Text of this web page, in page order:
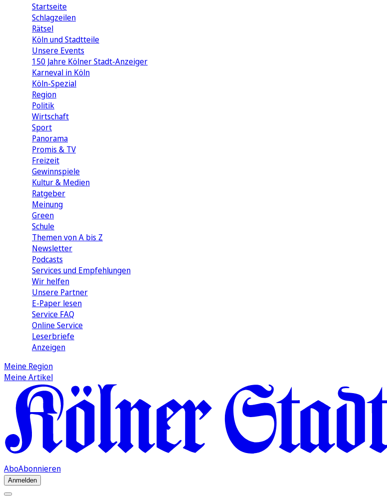
Startseite
Schlagzeilen
Rätsel
Köln und Stadtteile
Unsere Events
150 Jahre Kölner Stadt-Anzeiger
Karneval in Köln
Köln-Spezial
Region
Politik
Wirtschaft
Sport
Panorama
Promis & TV
Freizeit
Gewinnspiele
Kultur & Medien
Ratgeber
Meinung
Green
Schule
Themen von A bis Z
Newsletter
Podcasts
Services und Empfehlungen
Wir helfen
Unsere Partner
E-Paper lesen
Service FAQ
Online Service
Leserbriefe
Anzeigen
Meine Region
Meine Artikel
AboAbonnieren
Anmelden